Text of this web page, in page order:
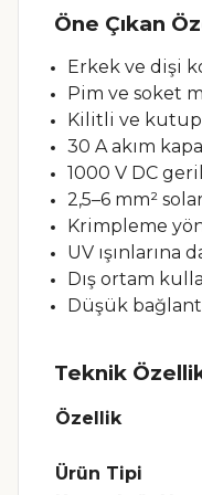
Öne Çıkan
Erkek ve dişi
Pim ve soket
Kilitli ve
30 A akım
1000 V DC
2,5–6 mm²
Krimpleme
UV ışınlarına
Dış ortam
Düşük
Teknik
Özellik
Ürün Tipi